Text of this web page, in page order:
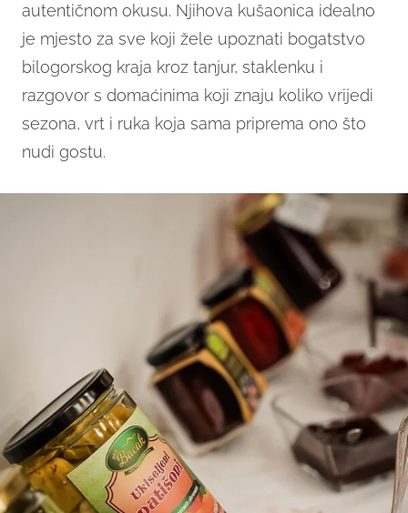
autentičnom okusu. Njihova kušaonica idealno
je mjesto za sve koji žele upoznati bogatstvo
bilogorskog kraja kroz tanjur, staklenku i
razgovor s domaćinima koji znaju koliko vrijedi
sezona, vrt i ruka koja sama priprema ono što
nudi gostu.